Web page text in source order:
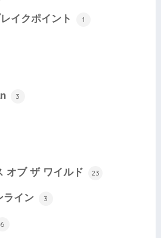
イクポイント 1
3
オブ ザ ワイルド 23
ライン 3
6